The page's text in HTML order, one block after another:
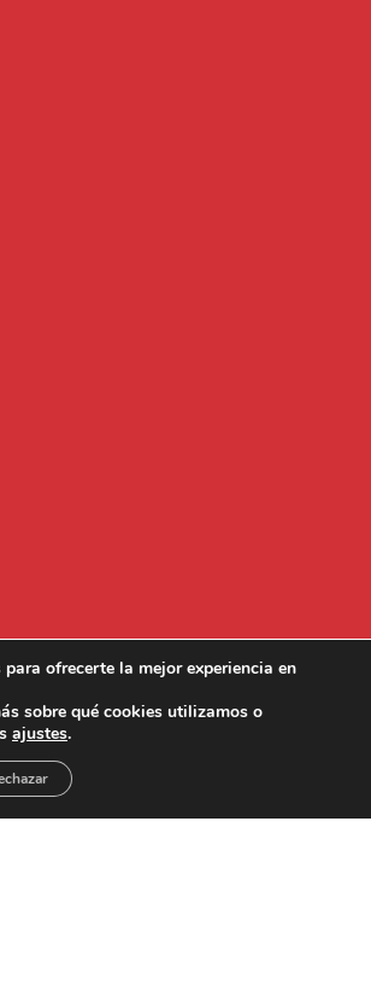
ofrecerte la mejor experiencia en
sobre qué cookies utilizamos o
ajustes.